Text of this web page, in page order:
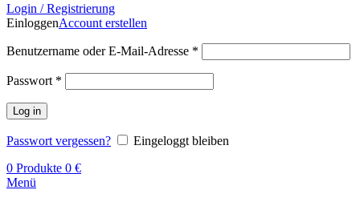
Login / Registrierung
EinloggenAccount erstellen
Benutzername oder E-Mail-Adresse *
Passwort *
Log in
Passwort vergessen?
Eingeloggt bleiben
0 Produkte 0 €
Menü